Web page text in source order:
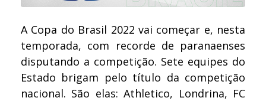
A Copa do Brasil 2022 vai começar e, nesta
temporada, com recorde de paranaenses
disputando a competição. Sete equipes do
Estado brigam pelo título da competição
nacional. São elas: Athletico, Londrina, FC